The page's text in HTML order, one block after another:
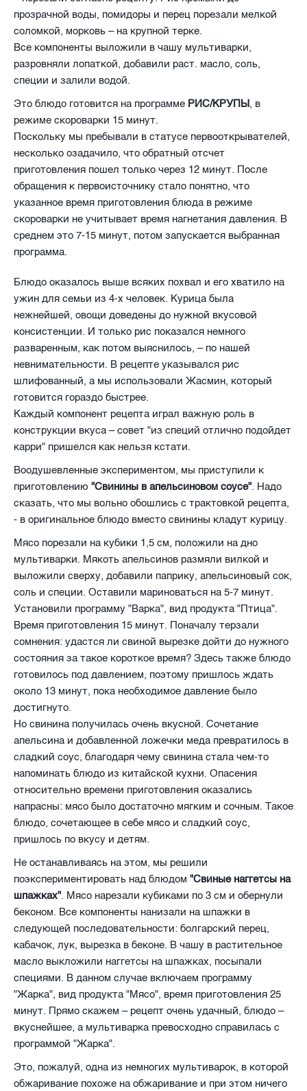
прозрачной воды, помидоры и перец порезали мелкой
соломкой, морковь – на крупной терке.
Все компоненты выложили в чашу мультиварки,
разровняли лопаткой, добавили раст. масло, соль,
специи и залили водой.
Это блюдо готовится на программе РИС/КРУПЫ, в
режиме скороварки 15 минут.
Поскольку мы пребывали в статусе первооткрывателей,
несколько озадачило, что обратный отсчет
приготовления пошел только через 12 минут. После
обращения к первоисточнику стало понятно, что
указанное время приготовления блюда в режиме
скороварки не учитывает время нагнетания давления. В
среднем это 7-15 минут, потом запускается выбранная
программа.
Блюдо оказалось выше всяких похвал и его хватило на
ужин для семьи из 4-х человек. Курица была
нежнейшей, овощи доведены до нужной вкусовой
консистенции. И только рис показался немного
разваренным, как потом выяснилось, – по нашей
невнимательности. В рецепте указывался рис
шлифованный, а мы использовали Жасмин, который
готовится гораздо быстрее.
Каждый компонент рецепта играл важную роль в
конструкции вкуса – совет "из специй отлично подойдет
карри" пришелся как нельзя кстати.
Воодушевленные экспериментом, мы приступили к
приготовлению "Свинины в апельсиновом соусе". Надо
сказать, что мы вольно обошлись с трактовкой рецепта,
- в оригинальное блюдо вместо свинины кладут курицу.
Мясо порезали на кубики 1,5 см, положили на дно
мультиварки. Мякоть апельсинов размяли вилкой и
выложили сверху, добавили паприку, апельсиновый сок,
соль и специи. Оставили мариноваться на 5-7 минут.
Установили программу "Варка", вид продукта "Птица".
Время приготовления 15 минут. Поначалу терзали
сомнения: удастся ли свиной вырезке дойти до нужного
состояния за такое короткое время? Здесь также блюдо
готовилось под давлением, поэтому пришлось ждать
около 13 минут, пока необходимое давление было
достигнуто.
Но свинина получилась очень вкусной. Сочетание
апельсина и добавленной ложечки меда превратилось в
сладкий соус, благодаря чему свинина стала чем-то
напоминать блюдо из китайской кухни. Опасения
относительно времени приготовления оказались
напрасны: мясо было достаточно мягким и сочным. Такое
блюдо, сочетающее в себе мясо и сладкий соус,
пришлось по вкусу и детям.
Не останавливаясь на этом, мы решили
поэкспериментировать над блюдом "Свиные наггетсы на
шпажках". Мясо нарезали кубиками по 3 см и обернули
беконом. Все компоненты нанизали на шпажки в
следующей последовательности: болгарский перец,
кабачок, лук, вырезка в беконе. В чашу в растительное
масло выкложили наггетсы на шпажках, посыпали
специями. В данном случае включаем программу
"Жарка", вид продукта "Мясо", время приготовления 25
минут. Прямо скажем – рецепт очень удачный, блюдо –
вкуснейшее, а мультиварка превосходно справилась с
программой "Жарка".
Это, пожалуй, одна из немногих мультиварок, в которой
обжаривание похоже на обжаривание и при этом ничего